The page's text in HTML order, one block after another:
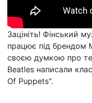
Зацініть! Фінський
працює під брендом
своєю думкою про
Beatles написали
Of Puppets".